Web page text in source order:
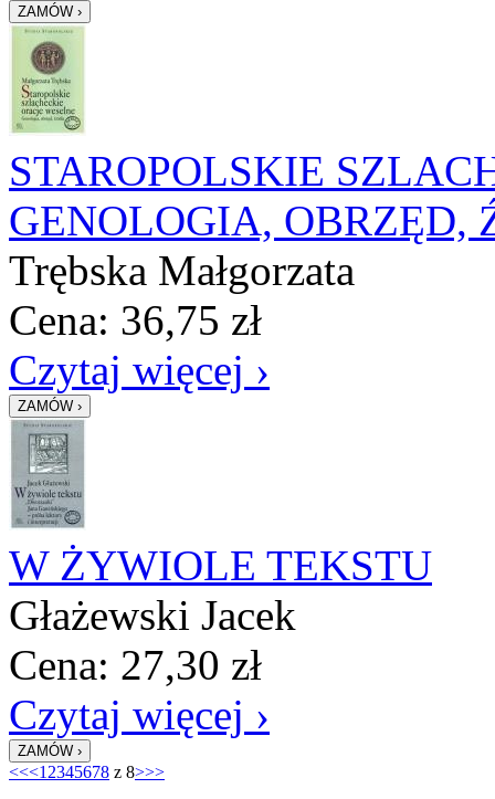
STAROPOLSKIE
GENOLOGIA, OBRZĘD,
Trębska Małgorzata
Cena: 36,75 zł
Czytaj więcej ›
W ŻYWIOLE TEKSTU
Głażewski Jacek
Cena: 27,30 zł
Czytaj więcej ›
<<<1 2345678 z 8>>>